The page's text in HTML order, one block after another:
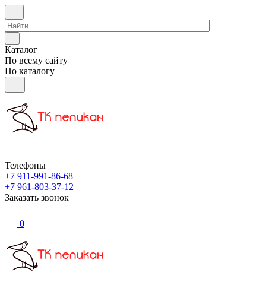
Каталог
По всему сайту
По каталогу
Телефоны
+7 911-991-86-68
+7 961-803-37-12
Заказать звонок
0